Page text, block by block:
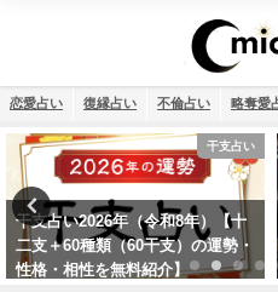
恋愛占い 復縁占い 不倫占い 略奪愛
恋愛
誕生日占い・運命の人を顔画像付
きで完全無料で鑑定します！